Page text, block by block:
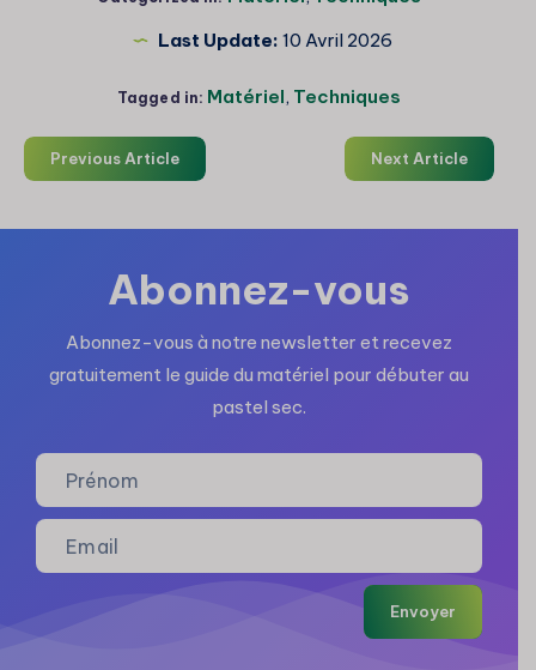
Last Update: 10 Avril 2026
Tagged in: Matériel, Techniques
Previous Article Next Article
Abonnez-vous
Abonnez-vous à notre newsletter et recevez
gratuitement le guide du matériel pour débuter au
pastel sec.
Envoyer